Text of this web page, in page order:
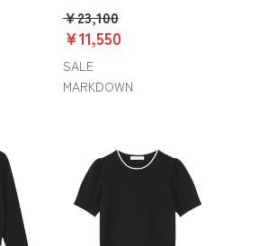
￥23,100
￥11,550
SALE
MARKDOWN